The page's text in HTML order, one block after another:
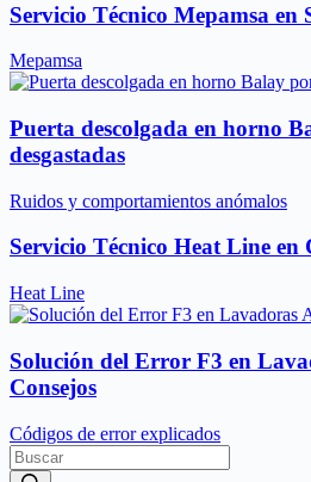
Servicio Técnico Mepamsa en
Mepamsa
Puerta descolgada en horno
desgastadas
Ruidos y comportamientos anómalos
Servicio Técnico Heat Line en
Heat Line
Solución del Error F3 en
Consejos
Códigos de error explicados